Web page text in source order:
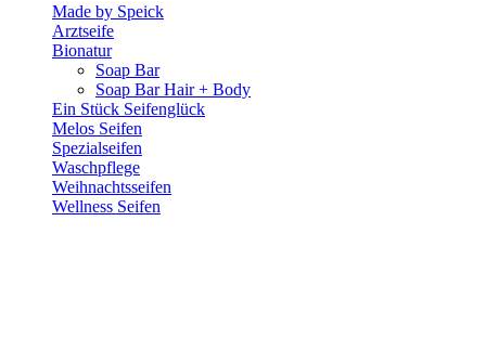
Made by Speick
Arztseife
Bionatur
Soap Bar
Soap Bar Hair + Body
Ein Stück Seifenglück
Melos Seifen
Spezialseifen
Waschpflege
Weihnachtsseifen
Wellness Seifen